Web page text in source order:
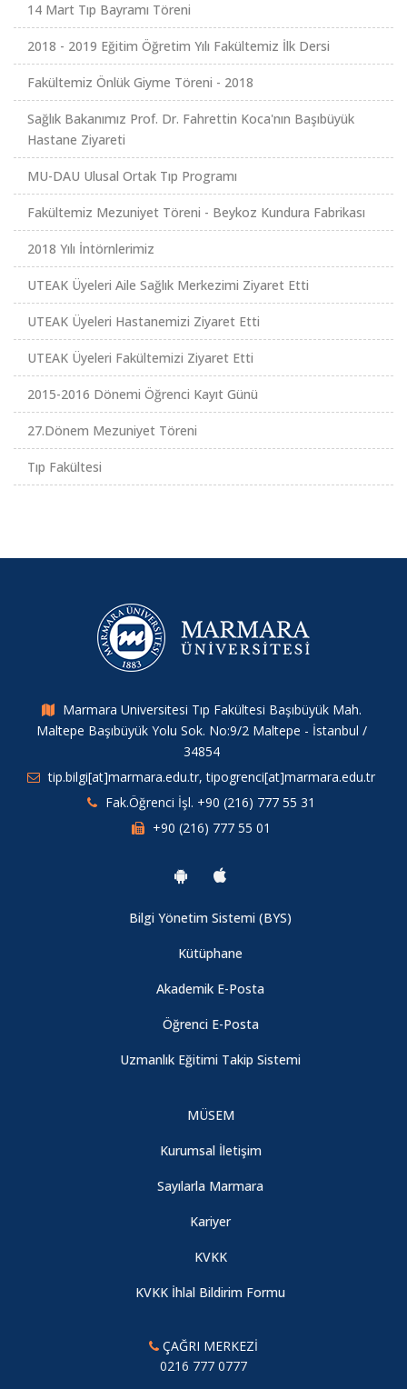
14 Mart Tıp Bayramı Töreni
2018 - 2019 Eğitim Öğretim Yılı Fakültemiz İlk Dersi
Fakültemiz Önlük Giyme Töreni - 2018
Sağlık Bakanımız Prof. Dr. Fahrettin Koca'nın Başıbüyük
Hastane Ziyareti
MU-DAU Ulusal Ortak Tıp Programı
Fakültemiz Mezuniyet Töreni - Beykoz Kundura Fabrikası
2018 Yılı İntörnlerimiz
UTEAK Üyeleri Aile Sağlık Merkezimi Ziyaret Etti
UTEAK Üyeleri Hastanemizi Ziyaret Etti
UTEAK Üyeleri Fakültemizi Ziyaret Etti
2015-2016 Dönemi Öğrenci Kayıt Günü
27.Dönem Mezuniyet Töreni
Tıp Fakültesi
Marmara Universitesi Tıp Fakültesi Başıbüyük Mah.
Maltepe Başıbüyük Yolu Sok. No:9/2 Maltepe - İstanbul /
34854
tip.bilgi[at]marmara.edu.tr, tipogrenci[at]marmara.edu.tr
Fak.Öğrenci İşl. +90 (216) 777 55 31
+90 (216) 777 55 01
Bilgi Yönetim Sistemi (BYS)
Kütüphane
Akademik E-Posta
Öğrenci E-Posta
Uzmanlık Eğitimi Takip Sistemi
MÜSEM
Kurumsal İletişim
Sayılarla Marmara
Kariyer
KVKK
KVKK İhlal Bildirim Formu
ÇAĞRI MERKEZİ
0216 777 0777